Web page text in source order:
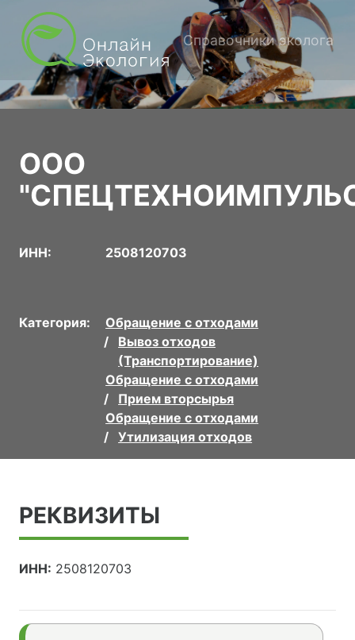
Справочники эколога
ООО
ИНН: 2508120703
Категория:
Обращение с отходами
Вывоз отходов
(Транспортирование)
Обращение с отходами
Прием вторсырья
Обращение с отходами
Утилизация отходов
РЕКВИЗИТЫ
ИНН: 2508120703